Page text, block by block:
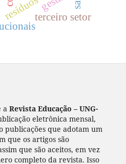
terceiro setor
a Revista Educação – UNG-
eletrônica mensal,
publicações que adotam um
que os artigos são
que são aceitos, em vez
completo da revista. Isso